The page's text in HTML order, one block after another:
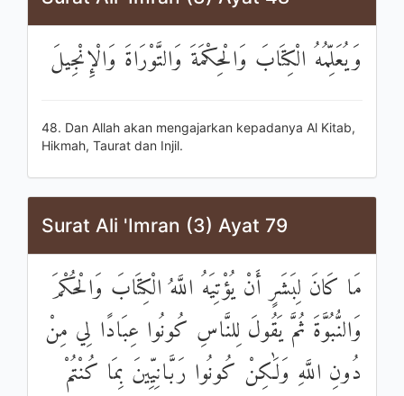
وَيُعَلِّمُهُ الْكِتَابَ وَالْحِكْمَةَ وَالتَّوْرَاةَ وَالْإِنْجِيلَ
48. Dan Allah akan mengajarkan kepadanya Al Kitab,
Hikmah, Taurat dan Injil.
Surat Ali 'Imran (3) Ayat 79
مَا كَانَ لِبَشَرٍ أَنْ يُؤْتِيَهُ اللَّهُ الْكِتَابَ وَالْحُكْمَ
وَالنُّبُوَّةَ ثُمَّ يَقُولَ لِلنَّاسِ كُونُوا عِبَادًا لِي مِنْ
دُونِ اللَّهِ وَلَٰكِنْ كُونُوا رَبَّانِيِّينَ بِمَا كُنْتُمْ